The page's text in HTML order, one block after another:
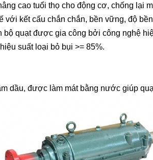
cao tuổi thọ cho động cơ, chống lại
kết cấu chắn chắn, bền vững, độ
quạt được gia công bởi công nghệ
suất loại bỏ bụi >= 85%.
dầu, được làm mát bằng nước giúp